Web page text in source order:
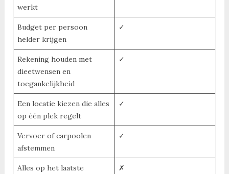
werkt
Budget per persoon
helder krijgen
✓
Rekening houden met
dieetwensen en
toegankelijkheid
✓
Een locatie kiezen die alles
op één plek regelt
✓
Vervoer of carpoolen
afstemmen
✓
Alles op het laatste
✗